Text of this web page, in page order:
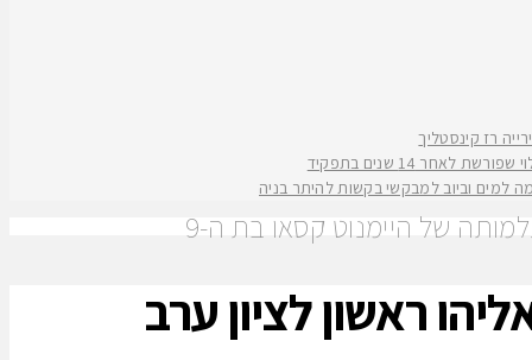
14 שנים בתפקיד
למים וביוב למבקשי בקשות להיתר בניה
במתנ"ס רמת אליהו ראשון לציון ערב